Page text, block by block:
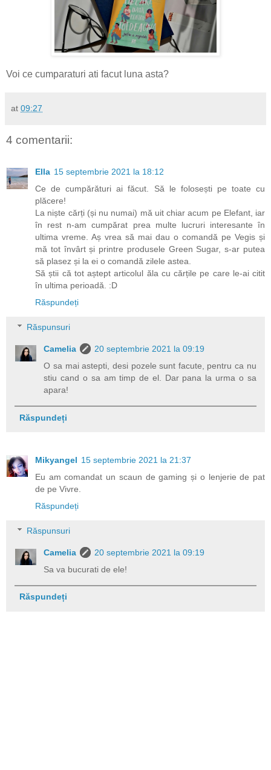
Voi ce cumparaturi ati facut luna asta?
at 09:27
4 comentarii:
Ella 15 septembrie 2021 la 18:12
Ce de cumpărături ai făcut. Să le folosești pe toate cu
plăcere!
La niște cărți (și nu numai) mă uit chiar acum pe Elefant, iar
în rest n-am cumpărat prea multe lucruri interesante în
ultima vreme. Aș vrea să mai dau o comandă pe Vegis și
mă tot învârt și printre produsele Green Sugar, s-ar putea
să plasez și la ei o comandă zilele astea.
Să știi că tot aștept articolul ăla cu cărțile pe care le-ai citit
în ultima perioadă. :D
Răspundeți
Răspunsuri
Camelia
20 septembrie 2021 la 09:19
O sa mai astepti, desi pozele sunt facute, pentru ca nu
stiu cand o sa am timp de el. Dar pana la urma o sa
apara!
Răspundeți
Mikyangel 15 septembrie 2021 la 21:37
Eu am comandat un scaun de gaming și o lenjerie de pat
de pe Vivre.
Răspundeți
Răspunsuri
Camelia
20 septembrie 2021 la 09:19
Sa va bucurati de ele!
Răspundeți